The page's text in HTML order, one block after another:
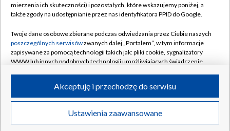
Naziemna Telewizja Cyfrowa
Rada Programowa
System NOS
Informacje o nadawcy
Program dla prasy
Ogłoszenie przetargowe
Pomoc
Kontakt
Kanały
©2026 Telewizja Polska S.A. w likwidacji
mierzenia ich skuteczności) i pozostałych, które wskazujemy poniżej, a
także zgody na udostępnianie przez nas identyfikatora PPID do Google.
Twoje dane osobowe zbierane podczas odwiedzania przez Ciebie naszych
poszczególnych serwisówzwanych dalej „Portalem”, w tym informacje
zapisywane za pomocą technologii takich jak: pliki cookie, sygnalizatory
WWW lub innych podobnych technologii umożliwiających świadczenie
ruchu w Internecie.
Twoje dane osobowe zbierane podczas odwiedzania przez Ciebie
poszczególnych serwisówna Portalu, takie jak adresy IP, identyfikatory
Ustawienia zaawansowane
Akceptuję i przechodzę do serwisu